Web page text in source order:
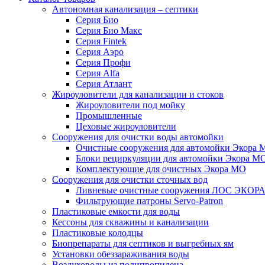
Автономная канализация – септики
Серия Био
Серия Био Макс
Серия Fintek
Серия Аэро
Серия Профи
Серия Alfa
Серия Атлант
Жироуловители для канализации и стоков
Жироуловители под мойку
Промышленные
Цеховые жироуловители
Сооружения для очистки воды автомойки
Очистные сооружения для автомойки Экора
Блоки рециркуляции для автомойки Экора
Комплектующие для очистных Экора МО
Сооружения для очистки сточных вод
Ливневые очистные сооружения ЛОС ЭКОРА
Фильтрующие патроны Servo-Patron
Пластиковые емкости для воды
Кессоны для скважины и канализации
Пластиковые колодцы
Биопрепараты для септиков и выгребных ям
Установки обеззараживания воды